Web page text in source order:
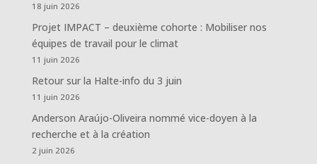
18 juin 2026
Projet IMPACT – deuxième cohorte : Mobiliser nos
équipes de travail pour le climat
11 juin 2026
Retour sur la Halte-info du 3 juin
11 juin 2026
Anderson Araújo-Oliveira nommé vice-doyen à la
recherche et à la création
2 juin 2026